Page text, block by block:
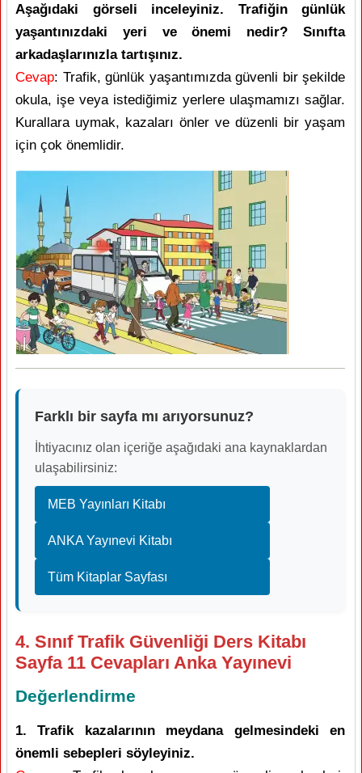
Aşağıdaki görseli inceleyiniz. Trafiğin günlük
yaşantınızdaki yeri ve önemi nedir? Sınıfta
arkadaşlarınızla tartışınız.
Cevap: Trafik, günlük yaşantımızda güvenli bir şekilde
okula, işe veya istediğimiz yerlere ulaşmamızı sağlar.
Kurallara uymak, kazaları önler ve düzenli bir yaşam
için çok önemlidir.
Farklı bir sayfa mı arıyorsunuz?
İhtiyacınız olan içeriğe aşağıdaki ana kaynaklardan
ulaşabilirsiniz:
MEB Yayınları Kitabı
ANKA Yayınevi Kitabı
Tüm Kitaplar Sayfası
4. Sınıf Trafik Güvenliği Ders Kitabı
Sayfa 11 Cevapları Anka Yayınevi
Değerlendirme
1. Trafik kazalarının meydana gelmesindeki en
önemli sebepleri söyleyiniz.